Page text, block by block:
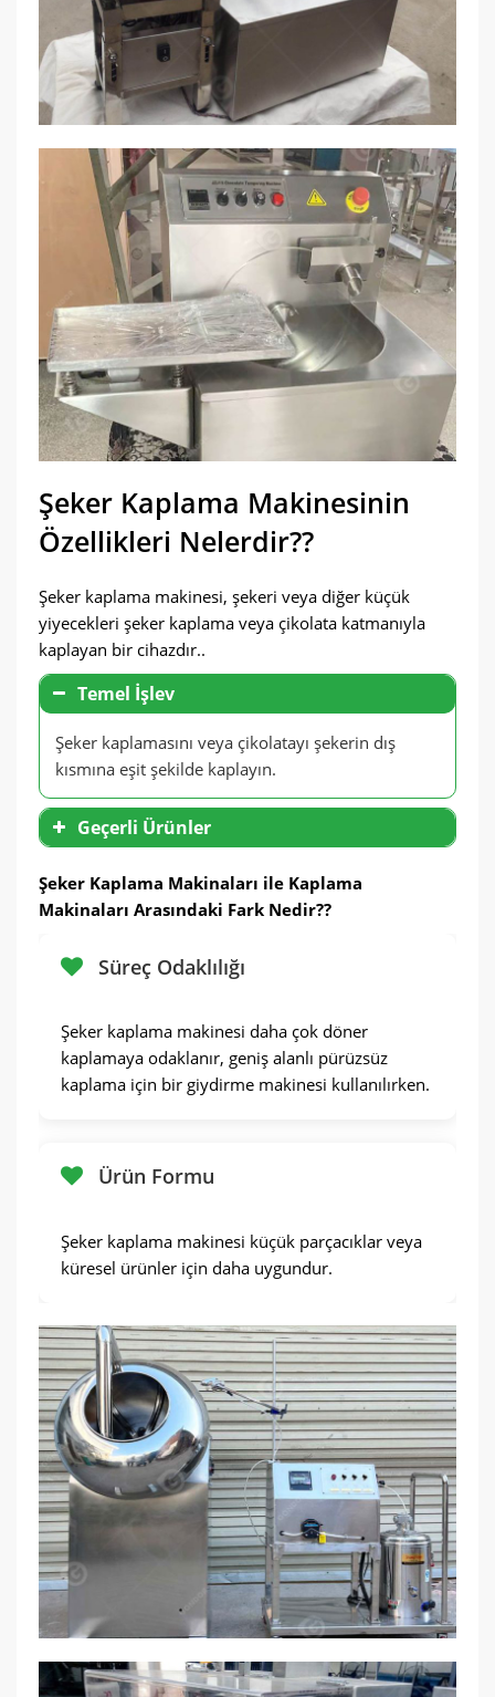
Şeker Kaplama Makinesinin
Özellikleri Nelerdir??
Şeker kaplama makinesi, şekeri veya diğer küçük
yiyecekleri şeker kaplama veya çikolata katmanıyla
kaplayan bir cihazdır..
Temel İşlev
Şeker kaplamasını veya çikolatayı şekerin dış
kısmına eşit şekilde kaplayın.
Geçerli Ürünler
Şeker Kaplama Makinaları ile Kaplama
Makinaları Arasındaki Fark Nedir??
Süreç Odaklılığı
Şeker kaplama makinesi daha çok döner
kaplamaya odaklanır, geniş alanlı pürüzsüz
kaplama için bir giydirme makinesi kullanılırken.
Ürün Formu
Şeker kaplama makinesi küçük parçacıklar veya
küresel ürünler için daha uygundur.